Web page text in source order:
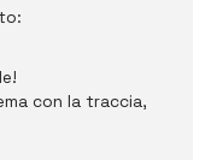
con la traccia,